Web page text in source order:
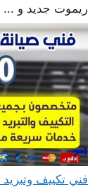
ريموت جديد و ...